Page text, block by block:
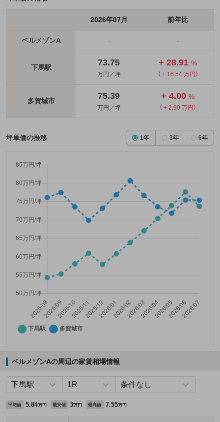
2026年07月 前年比
ベルメゾンA - -
下馬駅 73.75
万円／坪
+ 28.91 %
（ + 16.54 万円）
多賀城市 75.39
万円／坪
+ 4.00 %
（ + 2.90 万円）
坪単価の推移 1年 3年 6年
ベルメゾンAの周辺の家賃相場情報
平均値 5.84万円 最安値 3万円 最高値 7.55万円